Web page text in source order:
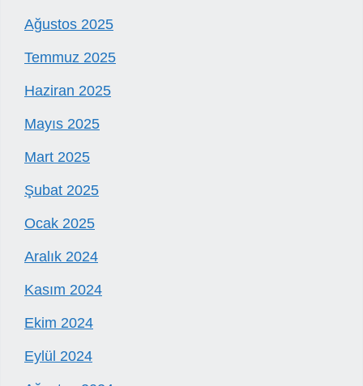
Ağustos 2025
Temmuz 2025
Haziran 2025
Mayıs 2025
Mart 2025
Şubat 2025
Ocak 2025
Aralık 2024
Kasım 2024
Ekim 2024
Eylül 2024